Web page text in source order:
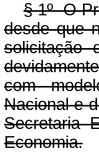
§ 1º O
desde que
solicitação
com
Nacional e
Secretaria
Economia.